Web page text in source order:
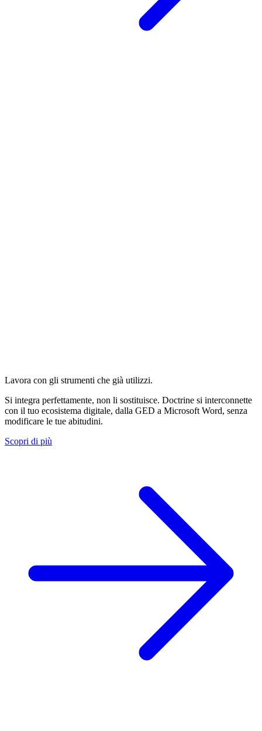
Lavora con gli strumenti che già utilizzi.
Si integra perfettamente, non li sostituisce. Doctrine si interconnette
con il tuo ecosistema digitale, dalla GED a Microsoft Word, senza
modificare le tue abitudini.
Scopri di più